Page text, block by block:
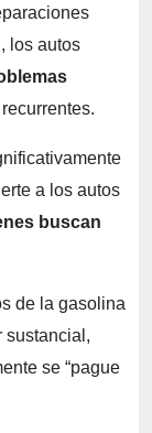
los autos
a los autos
buscan
de la gasolina
sustancial,
se “pague